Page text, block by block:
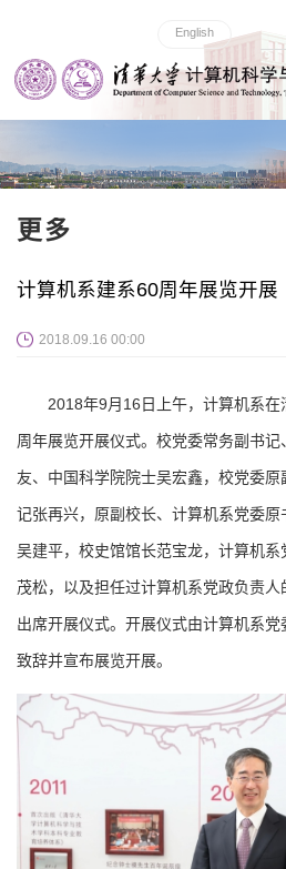
English
计算机系建系60周年展览开展
2018.09.16 00:00
2018年9月16日上午，计算机系
周年展览开展仪式。校党委常务副书
友、中国科学院院士吴宏鑫，校党委
记张再兴，原副校长、计算机系党委
吴建平，校史馆馆长范宝龙，计算机
茂松，以及担任过计算机系党政负责
出席开展仪式。开展仪式由计算机系
致辞并宣布展览开展。
更多